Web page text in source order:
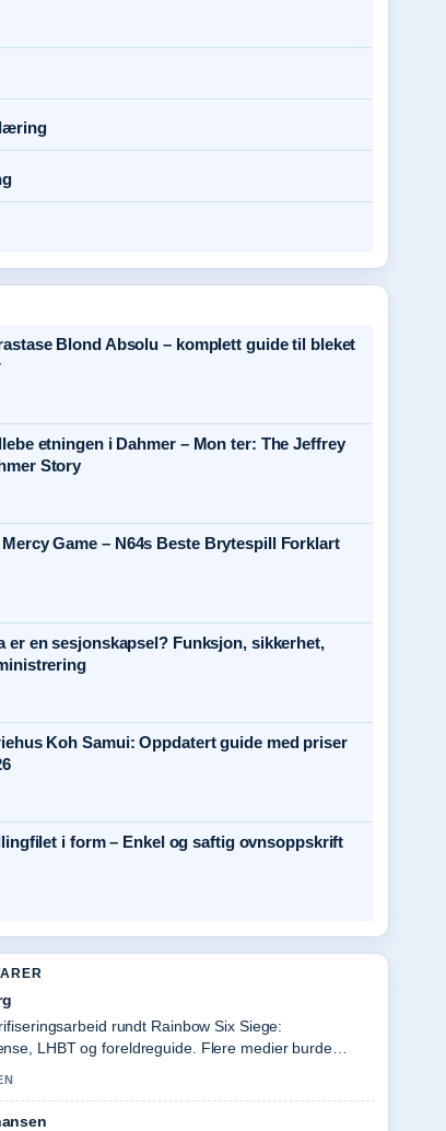
Blond Absolu – komplett guide til bleket
etningen i Dahmer – Mon ter: The Jeffrey
Story
Game – N64s Beste Brytespill Forklart
er en sesjonskapsel? Funksjon, sikkerhet,
Koh Samui: Oppdatert guide med priser
i form – Enkel og saftig ovnsoppskrift
rundt Rainbow Six Siege:
LHBT og foreldreguide. Flere medier burde